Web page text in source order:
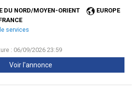
DU NORD/MOYEN-ORIENT
EUROPE
services
: 06/09/2026 23:59
Voir l'annonce